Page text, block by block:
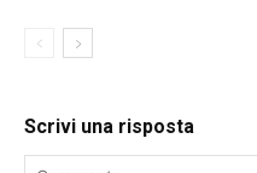
Scrivi una risposta